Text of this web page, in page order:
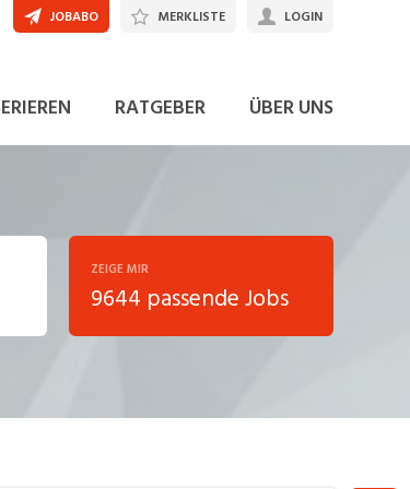
RATGEBER ÜBER UNS
JOBABO MERKLISTE LOGIN
ZEIGE MIR
9644 passende Jobs
JETZT BEWERBEN